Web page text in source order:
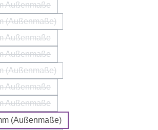
Außenmaße
Option ist zurzeit nicht verfügbar.)
(Außenmaße)
Option ist zurzeit nicht verfügbar.)
Außenmaße
Option ist zurzeit nicht verfügbar.)
Außenmaße
Option ist zurzeit nicht verfügbar.)
(Außenmaße)
Option ist zurzeit nicht verfügbar.)
Außenmaße
Option ist zurzeit nicht verfügbar.)
Außenmaße
Option ist zurzeit nicht verfügbar.)
(Außenmaße)